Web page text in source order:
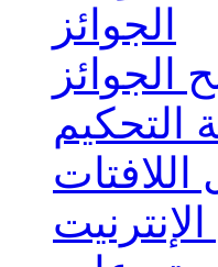
الجوائز
الجوائز
التحكيم